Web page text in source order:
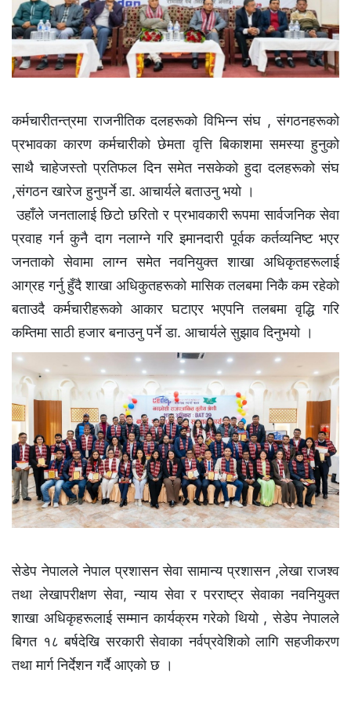
कर्मचारीतन्त्रमा राजनीतिक दलहरूकाे विभिन्न संघ , संगठनहरूको
प्रभावका कारण कर्मचारीकाे छेमता वृत्ति बिकाशमा समस्या हुनुको
साथै चाहेजस्तो प्रतिफल दिन समेत नसकेको हुदा दलहरूकाे संघ
,संगठन खारेज हुनुपर्ने डा. आचार्यले बताउनु भयाे ।
उहाँले जनतालाई छिटो छरितो र प्रभावकारी रूपमा सार्वजनिक सेवा
प्रवाह गर्न कुनै दाग नलाग्ने गरि इमानदारी पूर्वक कर्तव्यनिष्ट भएर
जनताको सेवामा लाग्न समेत नवनियुक्त शाखा अधिकृतहरूलाई
आग्रह गर्नु हुँदै शाखा अधिकुतहरूकाे मासिक तलबमा निकै कम रहेकाे
बताउदै कर्मचारीहरूकाे आकार घटाएर भएपनि तलबमा वृद्धि गरि
कम्तिमा साठी हजार बनाउनु पर्ने डा. आचार्यले सुझाव दिनुभयो ।
सेडेप नेपालले नेपाल प्रशासन सेवा सामान्य प्रशासन ,लेखा राजश्व
तथा लेखापरीक्षण सेवा, न्याय सेवा र परराष्ट्र सेवाका नवनियुक्त
शाखा अधिकृहरूलाई सम्मान कार्यक्रम गरेकाे थियाे , सेडेप नेपालले
बिगत १८ बर्षदेखि सरकारी सेवाका नर्वप्रवेशिकाे लागि सहजीकरण
तथा मार्ग निर्देशन गर्दै आएकाे छ ।